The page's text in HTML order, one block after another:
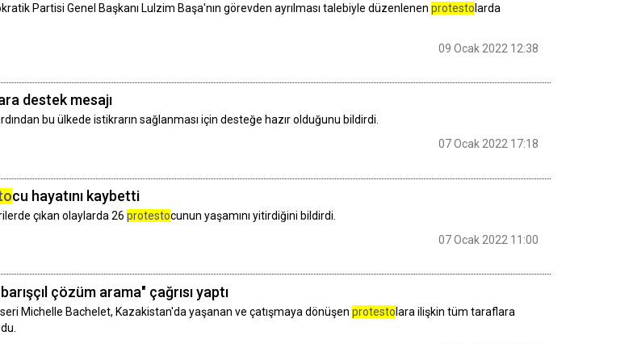
Partisi Genel Başkanı Lulzim Başa'nın görevden ayrılması talebiyle düzenlenen protesto larda
09 Ocak 2022 12:38
destek mesajı
bu ülkede istikrarın sağlanması için desteğe hazır olduğunu bildirdi.
07 Ocak 2022 17:18
cu hayatını kaybetti
çıkan olaylarda 26 protestocunun yaşamını yitirdiğini bildirdi.
07 Ocak 2022 11:00
çözüm arama" çağrısı yaptı
Michelle Bachelet, Kazakistan'da yaşanan ve çatışmaya dönüşen protestolara ilişkin tüm taraflara